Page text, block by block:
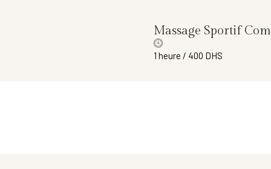
Massage Sportif
1 heure / 400 DHS